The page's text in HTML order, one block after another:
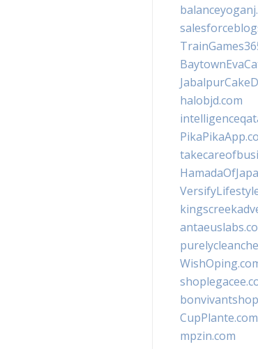
halobjd.com
CupPlante.com
mpzin.com